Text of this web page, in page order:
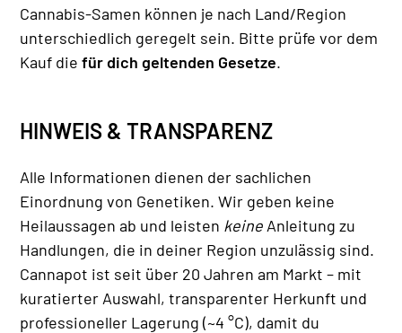
Cannabis-Samen können je nach Land/Region
unterschiedlich geregelt sein. Bitte prüfe vor dem
Kauf die für dich geltenden Gesetze.
HINWEIS & TRANSPARENZ
Alle Informationen dienen der sachlichen
Einordnung von Genetiken. Wir geben keine
Heilaussagen ab und leisten keine Anleitung zu
Handlungen, die in deiner Region unzulässig sind.
Cannapot ist seit über 20 Jahren am Markt – mit
kuratierter Auswahl, transparenter Herkunft und
professioneller Lagerung (~4 °C), damit du